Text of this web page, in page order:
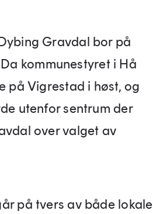
Gravdal bor på
kommunestyret i Hå
på Vigrestad i høst, og
utenfor sentrum der
over valget av
på tvers av både lokale